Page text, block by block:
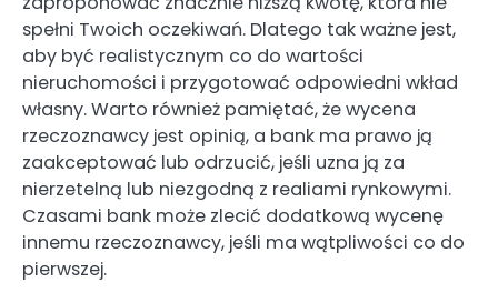
spełni Twoich oczekiwań. Dlatego tak ważne jest,
aby być realistycznym co do wartości
nieruchomości i przygotować odpowiedni wkład
własny. Warto również pamiętać, że wycena
rzeczoznawcy jest opinią, a bank ma prawo ją
zaakceptować lub odrzucić, jeśli uzna ją za
nierzetelną lub niezgodną z realiami rynkowymi.
Czasami bank może zlecić dodatkową wycenę
innemu rzeczoznawcy, jeśli ma wątpliwości co do
pierwszej.